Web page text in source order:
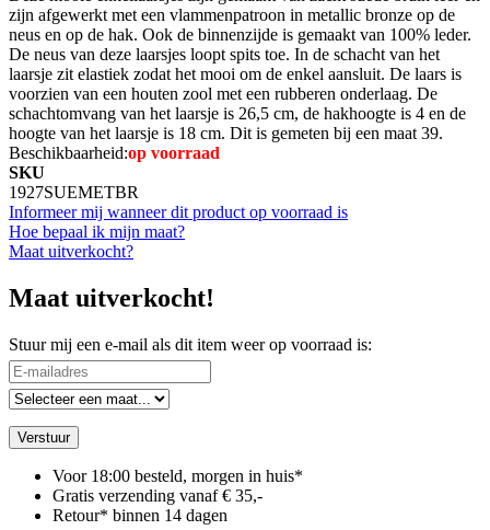
zijn afgewerkt met een vlammenpatroon in metallic bronze op de
neus en op de hak. Ook de binnenzijde is gemaakt van 100% leder.
De neus van deze laarsjes loopt spits toe. In de schacht van het
laarsje zit elastiek zodat het mooi om de enkel aansluit. De laars is
voorzien van een houten zool met een rubberen onderlaag. De
schachtomvang van het laarsje is 26,5 cm, de hakhoogte is 4 en de
hoogte van het laarsje is 18 cm. Dit is gemeten bij een maat 39.
Beschikbaarheid:op voorraad
SKU
1927SUEMETBR
Informeer mij wanneer dit product op voorraad is
Hoe bepaal ik mijn maat?
Maat uitverkocht?
Maat uitverkocht!
Stuur mij een e-mail als dit item weer op voorraad is:
Verstuur
Voor 18:00 besteld, morgen in huis*
Gratis verzending vanaf € 35,-
Retour* binnen 14 dagen